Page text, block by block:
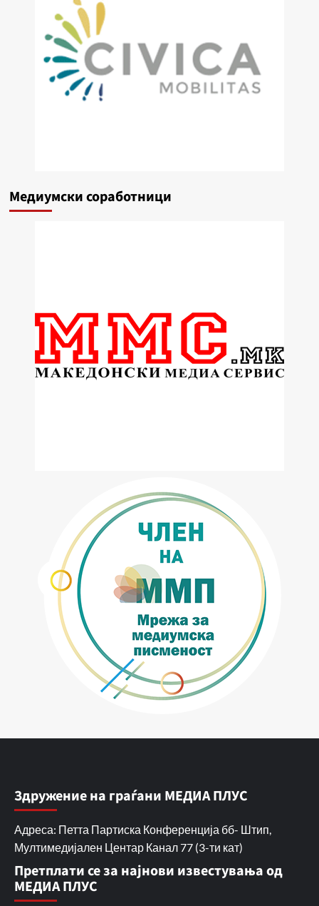
Медиумски соработници
Здружение на граѓани МЕДИА ПЛУС
Адреса: Петта Партиска Конференција бб- Штип,
Мултимедијален Центар Канал 77 (3-ти кат)
Претплати се за најнови известувања од
МЕДИА ПЛУС